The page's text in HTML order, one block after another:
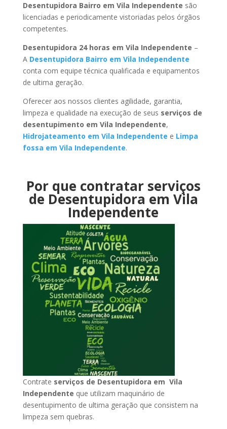
Desentupidora Bairro em Vila Independente são
licenciadas e periodicamente vistoriadas pelos órgãos
competentes.
Desentupidora 24 horas em Vila Independente –
A Desentupidora Bairro em Vila Independente
conta com equipe técnica qualificada e equipamentos
de ultima geração.
Oferecer aos nossos clientes agilidade, garantia,
limpeza e qualidade na execução de seus serviços de
desentupimento em Vila Independente,
Hidrojateamento em Vila Independente e Limpa
fossa em Vila Independente.
Por que contratar serviços
de Desentupidora em Vila
Independente
Contrate serviços de Desentupidora em Vila
Independente que utilizam maquinário de
desentupimento de ultima geração que consistem na
limpeza sem quebras.